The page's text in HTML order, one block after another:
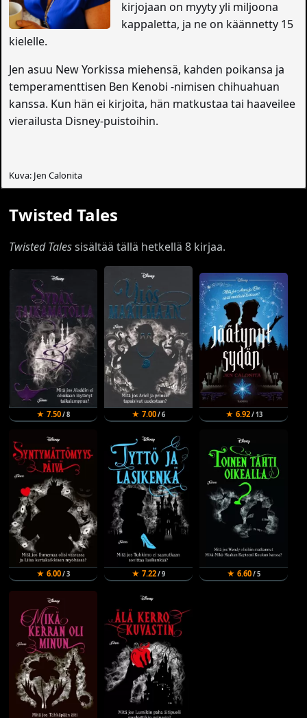
kirjojaan on myyty yli miljoona
kappaletta, ja ne on käännetty 15
kielelle.
Jen asuu New Yorkissa miehensä, kahden poikansa ja
temperamenttisen Ben Kenobi -nimisen chihuahuan
kanssa. Kun hän ei kirjoita, hän matkustaa tai haaveilee
vierailusta Disney-puistoihin.
Kuva: Jen Calonita
Twisted Tales
Twisted Talessisältää tällä hetkellä 8 kirjaa.
★ 7.50/ 8 ★ 7.00/ 6 ★ 6.92/ 13
★ 6.00/ 3 ★ 7.22/ 9 ★ 6.60/ 5